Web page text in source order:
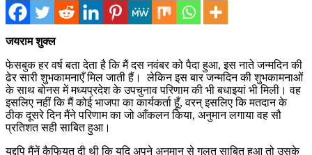
है
कि
तुम्हें
यकीन
नहीं!
जयराम शुक्ल
फेसबुक हर वर्ष बता देता है कि मैं दस नवंबर को पैदा हुआ, इस नाते जन्मदिन की
ढेर सारी शुभकामनाएँ मिल जाती हैं। लेकिन इस बार जन्मदिन की शुभकामनाओं
के साथ बोनस में मध्यप्रदेश के उपचुनाव परिणाम की भी बधाइयां भी मिली। वह
इसलिए नहीं कि मैं कोई भाजपा का कार्यकर्ता हूँ, वरन् इसलिए कि मतदान के
ठीक दूसरे दिन मैंने परिणाम का जो आँकलन किया, अनुमान लगाया वह सौ
प्रतिशत सही साबित हुआ।
यद्दपि मैंनें कैफियत दी थी कि यदि अपने अनुमान से गलत साबित हुआ तो उसके